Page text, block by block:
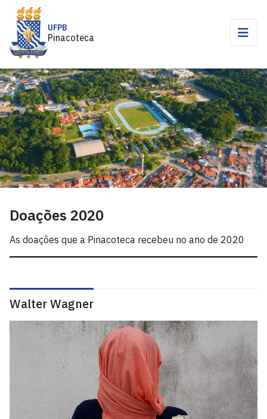
UFPB
Pinacoteca
Doações 2020
As doações que a Pinacoteca recebeu no ano de 2020
Walter Wagner